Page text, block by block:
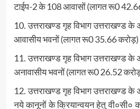
टाईप-2 के 108 आवासों (लागत रू0
10. उत्तराखण्ड गृह विभाग उत्तराखण्ड के
आवासीय भवनों (लागत रू0 35.66 करोड़)
11. उत्तराखण्ड गृह विभाग उत्तराखण्ड के
अनावासीय भवनों (लागत रू0 26.52
12. उत्तराखण्ड गृह विभाग उत्तराखण्ड के
नये कानूनों के क्रियान्वयन हेतु वी०सी०